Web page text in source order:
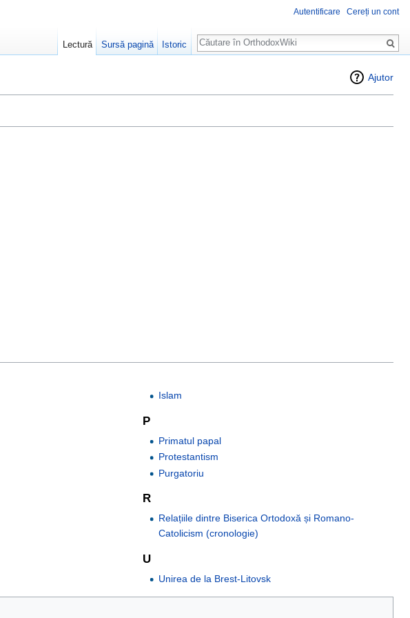
Ajutor
Islam
P
Primatul papal
Protestantism
Purgatoriu
R
Relațiile dintre Biserica Ortodoxă și Romano-
Catolicism (cronologie)
U
Unirea de la Brest-Litovsk
Autentificare Cereți un cont
Lectură Sursă pagină Istoric
Căutare